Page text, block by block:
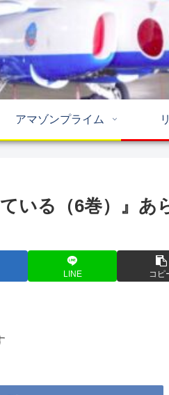
アマゾンプライム
いる（6巻）』あ
LINE コピ